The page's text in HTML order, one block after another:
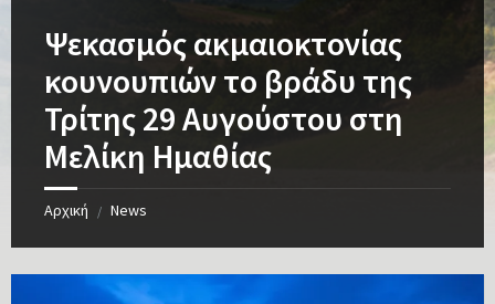
Ψεκασμός ακμαιοκτονίας
κουνουπιών το βράδυ της
Τρίτης 29 Αυγούστου στη
Μελίκη Ημαθίας
Αρχική / News